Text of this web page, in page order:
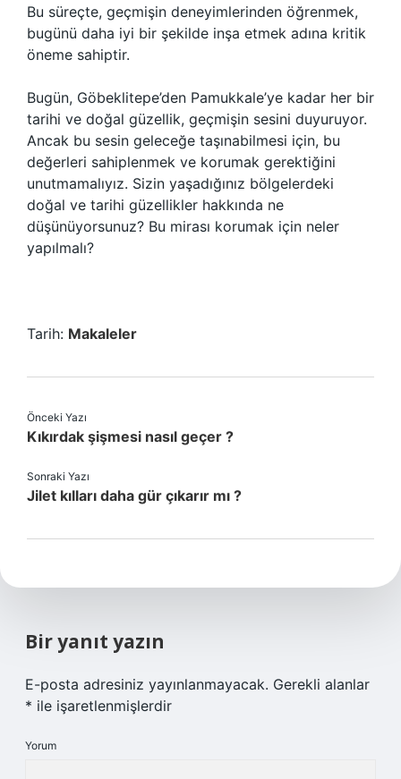
Bu süreçte, geçmişin deneyimlerinden öğrenmek,
bugünü daha iyi bir şekilde inşa etmek adına kritik
öneme sahiptir.
Bugün, Göbeklitepe’den Pamukkale’ye kadar her bir
tarihi ve doğal güzellik, geçmişin sesini duyuruyor.
Ancak bu sesin geleceğe taşınabilmesi için, bu
değerleri sahiplenmek ve korumak gerektiğini
unutmamalıyız. Sizin yaşadığınız bölgelerdeki
doğal ve tarihi güzellikler hakkında ne
düşünüyorsunuz? Bu mirası korumak için neler
yapılmalı?
Tarih: Makaleler
Önceki Yazı
Kıkırdak şişmesi nasıl geçer ?
Sonraki Yazı
Jilet kılları daha gür çıkarır mı ?
Bir yanıt yazın
E-posta adresiniz yayınlanmayacak. Gerekli alanlar
* ile işaretlenmişlerdir
Yorum